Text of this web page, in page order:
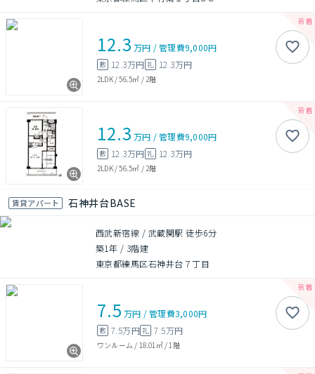
12.3 万円 /管理費9,000円
敷 12.3万円 礼 12.3万円
2LDK/56.5㎡ / 2階
12.3 万円 /管理費9,000円
敷 12.3万円 礼 12.3万円
2LDK/56.5㎡ / 2階
賃貸アパート 石神井台BASE
西武新宿線 / 武蔵関駅 徒歩6分
築1年 / 3階建
東京都練馬区石神井台７丁目
7.5 万円 /管理費3,000円
敷 7.5万円礼 7.5万円
ワンルーム / 18.01㎡/ 1階